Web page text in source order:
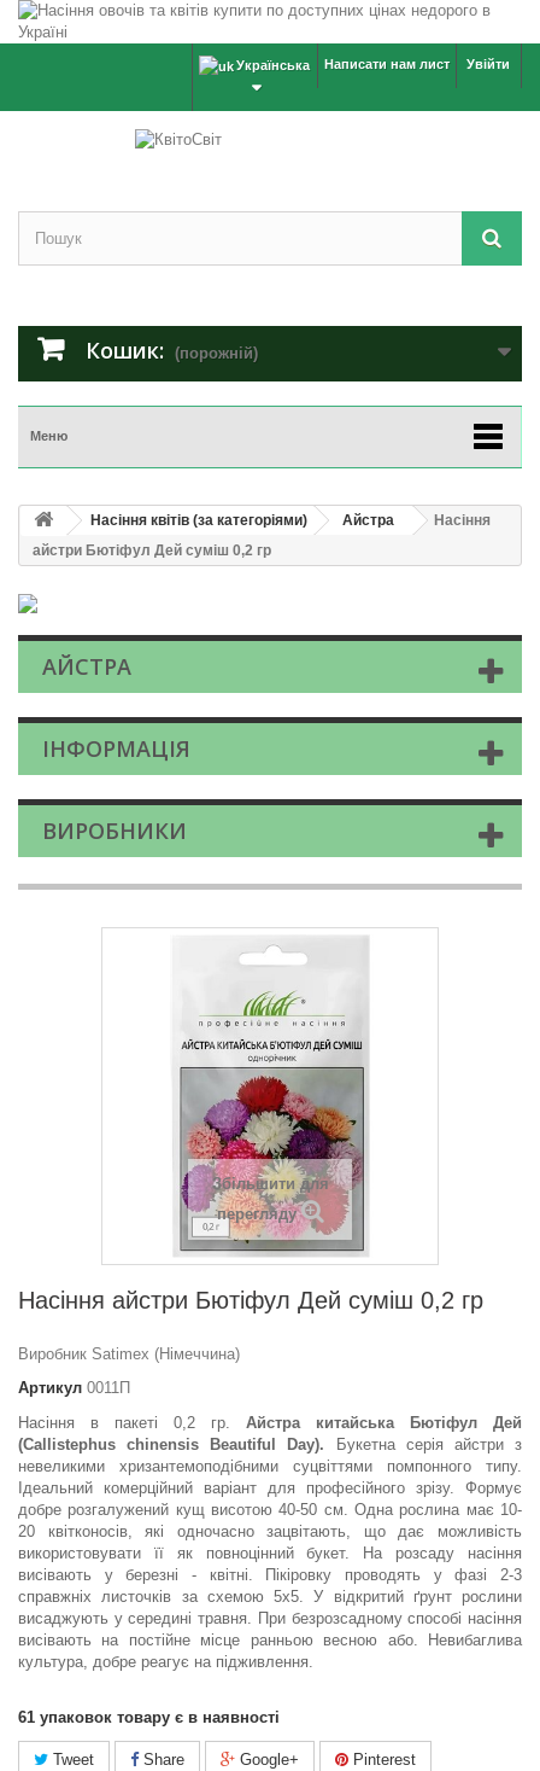
Увійти
Написати нам лист
Українська
Кошик: (порожній)
Меню
Насіння квітів (за категоріями) Айстра
Насіння
айстри Бютіфул Дей суміш 0,2 гр
АЙСТРА
ІНФОРМАЦІЯ
ВИРОБНИКИ
Збільшити для
перегляду
Насіння айстри Бютіфул Дей суміш 0,2 гр
Виробник Satimex (Німеччина)
Артикул 0011П
Насіння в пакеті 0,2 гр. Айстра китайська Бютіфул Дей
(Callistephus chinensis Beautiful Day). Букетна серія айстри з
невеликими хризантемоподібними суцвіттями помпонного типу.
Ідеальний комерційний варіант для професійного зрізу. Формує
добре розгалужений кущ висотою 40-50 см. Одна рослина має 10-
20 квітконосів, які одночасно зацвітають, що дає можливість
використовувати її як повноцінний букет. На розсаду насіння
висівають у березні - квітні. Пікіровку проводять у фазі 2-3
справжніх листочків за схемою 5x5. У відкритий ґрунт рослини
висаджують у середині травня. При безрозсадному способі насіння
висівають на постійне місце ранньою весною або. Невибаглива
культура, добре реагує на підживлення.
61 упаковок товару є в наявності
Tweet Share Google+ Pinterest